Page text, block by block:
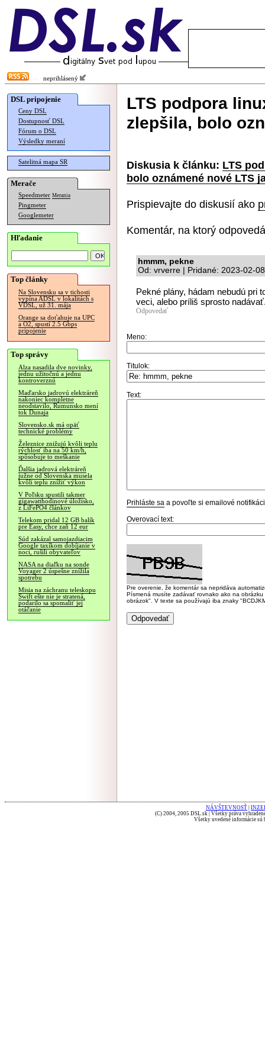
neprihlásený
DSL pripojenie
Ceny DSL
Dostupnosť DSL
Fórum o DSL
Výsledky meraní
Satelitná mapa SR
Merače
Speedmeter Merania
Pingmeter
Googlemeter
Hľadanie
Top články
Na Slovensku sa v tichosti
vypína ADSL v lokalitách s
VDSL, už 31. mája
Orange sa doťahuje na UPC
a O2, spustí 2.5 Gbps
pripojenie
Top správy
Alza nasadila dve novinky,
jednu užitočnú a jednu
kontroverznú
Maďarsko jadrovú elektráreň
nakoniec kompletne
neodstavilo, Rumunsko mení
tok Dunaja
Slovensko.sk má opäť
technické problémy
Železnice znižujú kvôli teplu
rýchlosť iba na 50 km/h,
spôsobuje to meškanie
Ďalšia jadrová elektráreň
južne od Slovenska musela
kvôli teplu znížiť výkon
V Poľsku spustili takmer
gigawatthodinové úložisko,
z LiFePO4 článkov
Telekom pridal 12 GB balík
pre Easy, chce zaň 12 eur
Súd zakázal samojazdiacim
Google taxíkom dobíjanie v
noci, rušili obyvateľov
NASA na diaľku na sonde
Voyager 2 úspešne znížila
spotrebu
Misia na záchranu teleskopu
Swift ešte nie je stratená,
podarilo sa spomaliť jej
otáčanie
LTS podpora
zlepšila, bolo
Diskusia k článku: LTS
bolo oznámené nové LTS
Prispievajte do diskusií ako
Komentár, na ktorý
hmmm, pekne
Od: vrverre | Pridané: 2023-02-
Pekné plány, hádam nebudú pri
veci, alebo príliš sprosto
Odpovedať
Meno:
Titulok:
Text:
Prihláste sa a povoľte si emailové
Overovací text:
Pre overenie, že komentár sa nepridáva
Písmená musíte zadávať rovnako ako na
obrázok". V texte sa používajú iba znaky
NÁVŠTEVNOSŤ
(C) 2004, 2005 DSL.sk | Všetky práva
Všetky uvedené informácie sú